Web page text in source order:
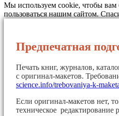
Мы используем cookie, чтобы
пользоваться нашим сайтом.
Предпечатная
Печать книг, журналов,
с оригинал-макетов.
science.info/trebovaniya-k-
Если оригинал-макетов нет,
техническое редактирование